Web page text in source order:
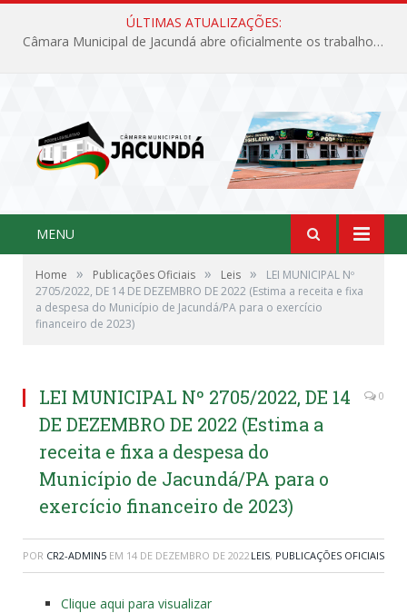
ÚLTIMAS ATUALIZAÇÕES:
Câmara Municipal de Jacundá abre oficialmente os trabalhos legislativos de 2026
MENU
Home » Publicações Oficiais » Leis »
LEI MUNICIPAL Nº
2705/2022, DE 14 DE DEZEMBRO DE 2022 (Estima a receita e fixa
a despesa do Município de Jacundá/PA para o exercício
financeiro de 2023)
LEI MUNICIPAL Nº 2705/2022, DE 14
DE DEZEMBRO DE 2022 (Estima a
receita e fixa a despesa do
Município de Jacundá/PA para o
exercício financeiro de 2023)
0
POR CR2-ADMIN5 EM 14 DE DEZEMBRO DE 2022 LEIS, PUBLICAÇÕES OFICIAIS
Clique aqui para visualizar